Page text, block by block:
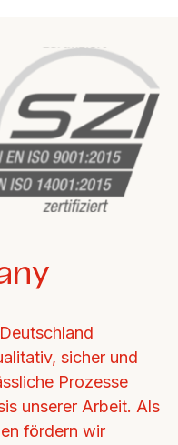
sicher und
Prozesse
unserer Arbeit. Als
fördern wir